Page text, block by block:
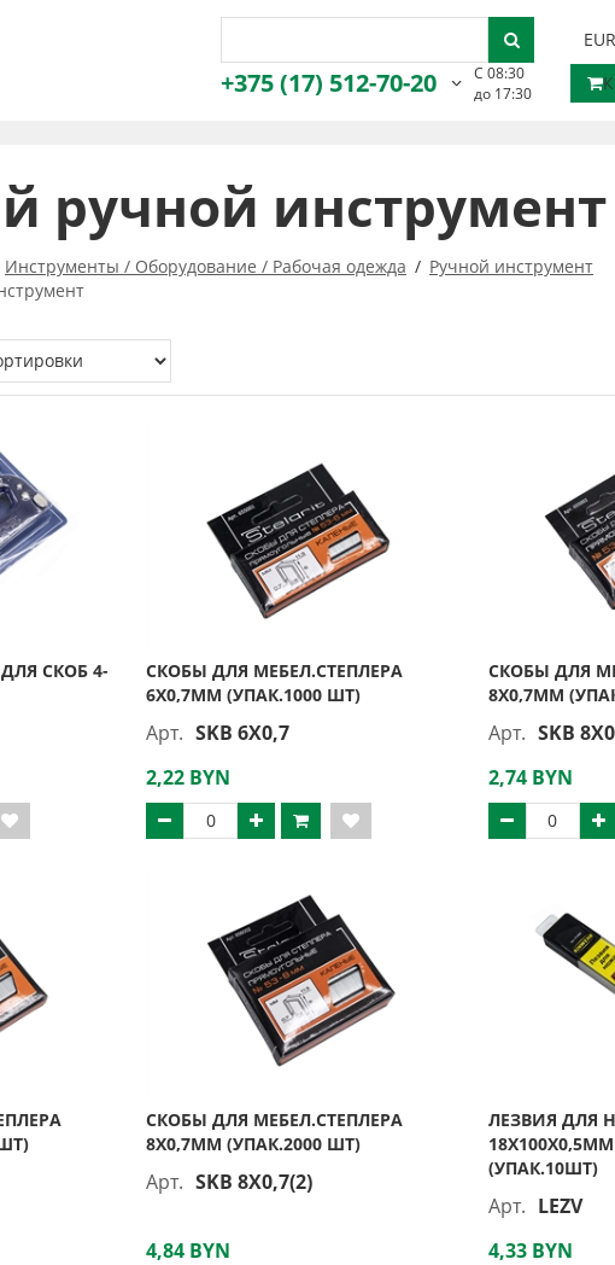
+375 (17) 512-70-20
С 08:30
до 17:30
ручной инструмент
Инструменты / Оборудование / Рабочая одежда
Ручной инструмент
СКОБ 4-
СКОБЫ ДЛЯ МЕБЕЛ.СТЕПЛЕРА
6Х0,7ММ (УПАК.1000 ШТ)
Арт. SKB 6X0,7
2,22 BYN
СКОБЫ ДЛЯ
8Х0,7ММ
Арт. SKB
2,74 BYN
СКОБЫ ДЛЯ МЕБЕЛ.СТЕПЛЕРА
8Х0,7ММ (УПАК.2000 ШТ)
Арт. SKB 8X0,7(2)
4,84 BYN
ЛЕЗВИЯ ДЛЯ
18Х100Х0,5ММ
(УПАК.10ШТ)
Арт. LEZV
4,33 BYN